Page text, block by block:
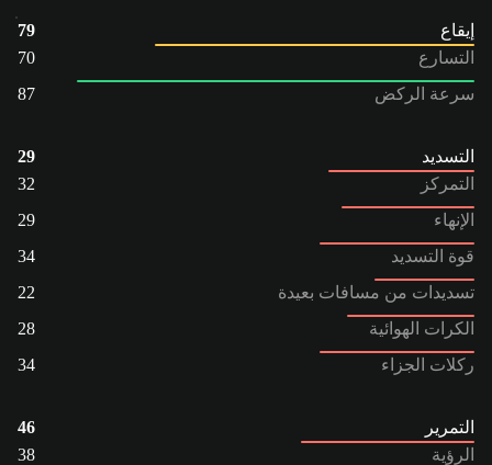
إيقاع
79
التسارع
70
سرعة الركض
87
التسديد
29
التمركز
32
الإنهاء
29
قوة التسديد
34
تسديدات من مسافات بعيدة
22
الكرات الهوائية
28
ركلات الجزاء
34
التمرير
46
الرؤية
38